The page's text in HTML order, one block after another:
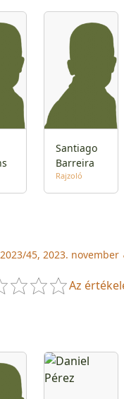
Santiago
Barreira
Rajzoló
45, 2023. november
Az